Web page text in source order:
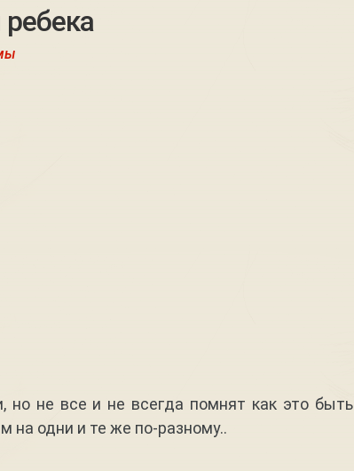
не все и не всегда помнят как это быть
на одни и те же по-разному..